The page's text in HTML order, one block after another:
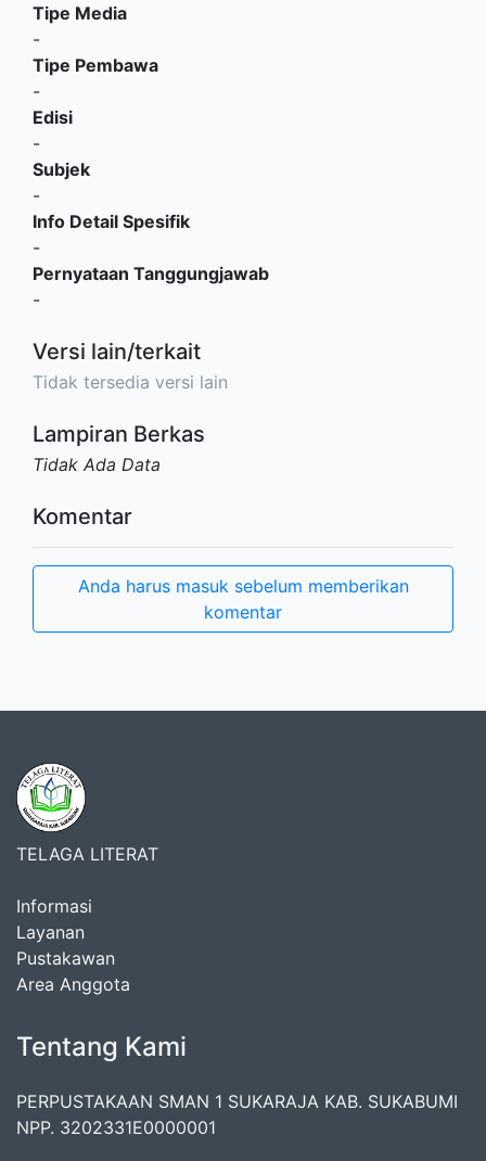
Tipe Media
-
Tipe Pembawa
-
Edisi
-
Subjek
-
Info Detail Spesifik
-
Pernyataan Tanggungjawab
-
Versi lain/terkait
Tidak tersedia versi lain
Lampiran Berkas
Tidak Ada Data
Komentar
Anda harus masuk sebelum memberikan
komentar
TELAGA LITERAT
Informasi
Layanan
Pustakawan
Area Anggota
Tentang Kami
PERPUSTAKAAN SMAN 1 SUKARAJA KAB. SUKABUMI
NPP. 3202331E0000001